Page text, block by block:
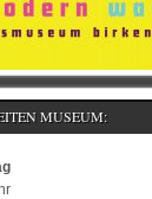
MUSEUM: